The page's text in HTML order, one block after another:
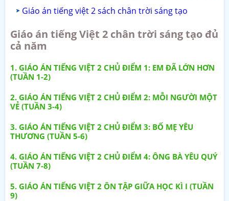
Giáo án tiếng việt 2 sách chân trời sáng tạo
Giáo án tiếng Việt 2 chân trời sáng tạo đủ
cả năm
GIÁO ÁN TIẾNG VIỆT 2 CHỦ ĐIỂM 1: EM ĐÃ LỚN HƠN
(TUẦN 1-2)
GIÁO ÁN TIẾNG VIỆT 2 CHỦ ĐIỂM 2: MỖI NGƯỜI MỘT
VẺ (TUẦN 3-4)
GIÁO ÁN TIẾNG VIỆT 2 CHỦ ĐIỂM 3: BỐ MẸ YÊU
THƯƠNG (TUẦN 5-6)
GIÁO ÁN TIẾNG VIỆT 2 CHỦ ĐIỂM 4: ÔNG BÀ YÊU QUÝ
(TUẦN 7-8)
GIÁO ÁN TIẾNG VIỆT 2 ÔN TẬP GIỮA HỌC KÌ I (TUẦN
9)